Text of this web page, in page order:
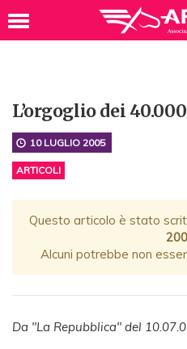
L’orgoglio dei
10 LUGLIO 2005
ARTICOLI
Questo articolo è stato
Alcuni potrebbe non
Da "La Repubblica" del